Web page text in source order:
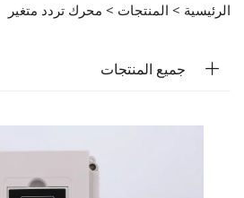
الرئيسية > المنتجات > محرك تردد متغير
جميع المنتجات